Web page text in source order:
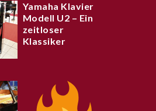
Yamaha Klavier
Modell U2 – Ein
zeitloser
Klassiker